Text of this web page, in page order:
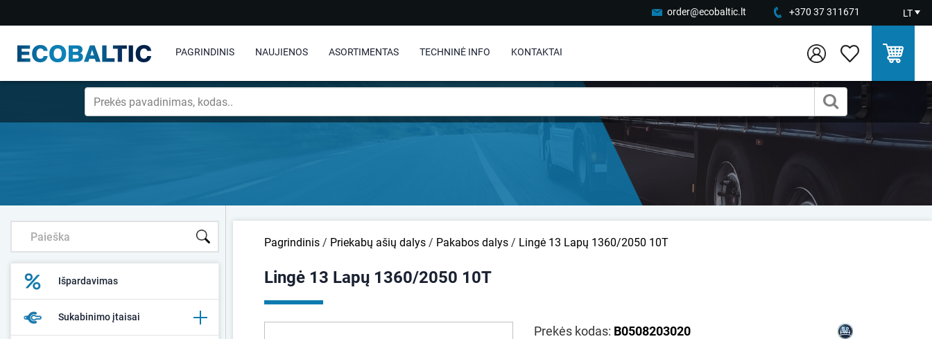
order@ecobaltic.lt +370 37 311671 LT
PAGRINDINIS NAUJIENOS ASORTIMENTAS TECHNINĖ INFO KONTAKTAI
Išpardavimas
Sukabinimo įtaisai
Pagrindinis / Priekabų ašių dalys / Pakabos dalys / Lingė 13 Lapų 1360/2050 10T
Lingė 13 Lapų 1360/2050 10T
Prekės kodas: B0508203020